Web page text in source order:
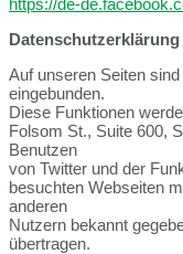
Auf unseren Seiten
eingebunden.
Diese Funktionen
Folsom St., Suite 600,
Benutzen
von Twitter und der
besuchten Webseiten
anderen
Nutzern bekannt
übertragen.